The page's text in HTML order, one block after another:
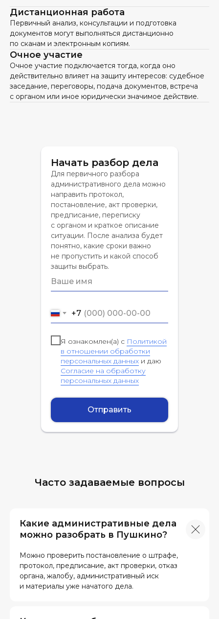
Дистанционная работа
Первичный анализ, консультации и подготовка
документов могут выполняться дистанционно
по сканам и электронным копиям.
Очное участие
Очное участие подключается тогда, когда оно
действительно влияет на защиту интересов: судебное
заседание, переговоры, подача документов, встреча
с органом или иное юридически значимое действие.
Начать разбор дела
Для первичного разбора
административного дела можно
направить протокол,
постановление, акт проверки,
предписание, переписку
с органом и краткое описание
ситуации. После анализа будет
понятно, какие сроки важно
не пропустить и какой способ
защиты выбрать.
+7
Я ознакомлен(а) с Политикой
в отношении обработки
персональных данных и даю
Согласие на обработку
персональных данных
Отправить
Часто задаваемые вопросы
Какие административные дела
можно разобрать в Пушкино?
Можно проверить постановление о штрафе,
протокол, предписание, акт проверки, отказ
органа, жалобу, административный иск
и материалы уже начатого дела.